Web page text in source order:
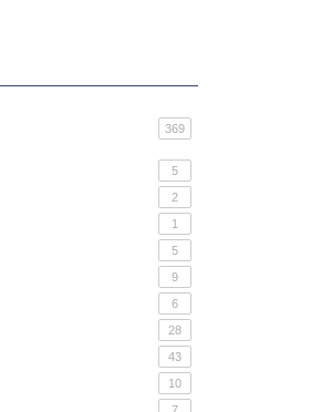
369
5
2
1
5
9
6
28
43
10
7